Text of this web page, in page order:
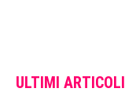
ULTIMI ARTICOLI